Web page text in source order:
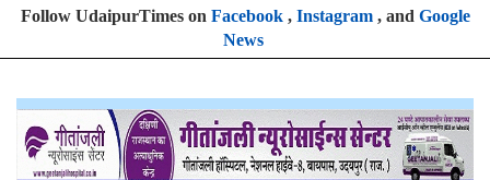
Follow UdaipurTimes on Facebook, Instagram, and Google
News